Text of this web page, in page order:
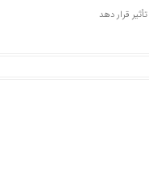
قرار دهد